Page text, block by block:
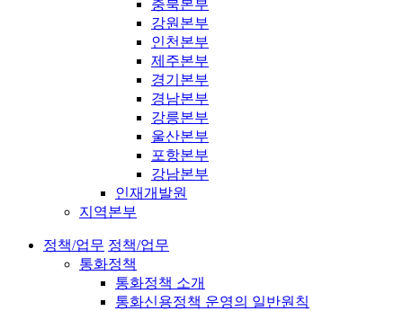
충북본부
강원본부
인천본부
제주본부
경기본부
경남본부
강릉본부
울산본부
포항본부
강남본부
인재개발원
지역본부
정책/업무 정책/업무
통화정책
통화정책 소개
통화신용정책 운영의 일반원칙